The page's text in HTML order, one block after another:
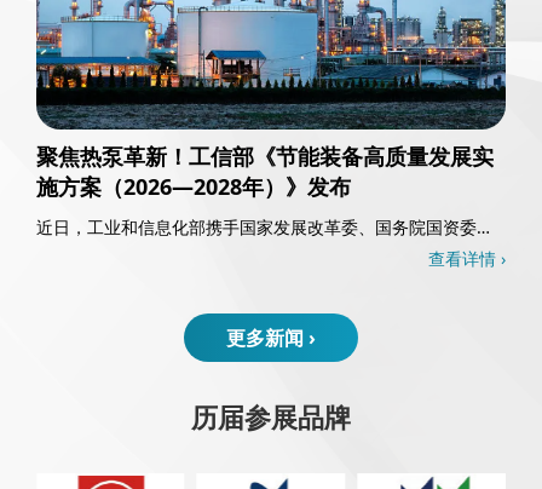
聚焦热泵革新！工信部《节能装备高质量发展实
施方案（2026—2028年）》发布
近日，工业和信息化部携手国家发展改革委、国务院国资委以
查看详情 ›
更多新闻 ›
历届参展品牌